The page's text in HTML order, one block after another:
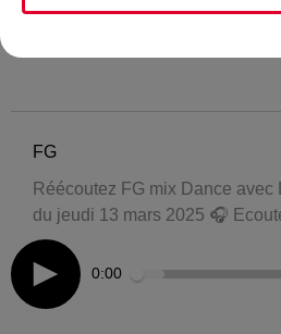
FG
Réécoutez FG mix Dance avec
du jeudi 13 mars 2025 🎧
0:00